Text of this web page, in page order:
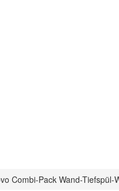
Combi-Pack Wand-